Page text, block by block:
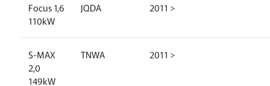
Focus 1,6
110kW
JQDA 2011 >
S-MAX
2,0
149kW
TNWA 2011 >